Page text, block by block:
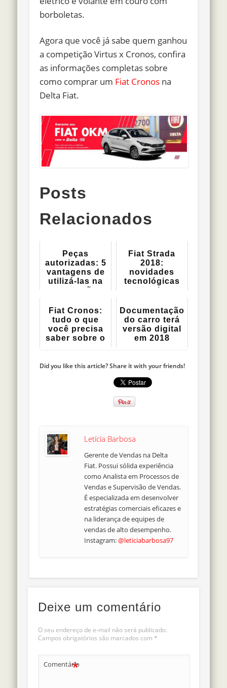
borboletas.
Agora que você já sabe quem ganhou
a competição Virtus x Cronos, confira
as informações completas sobre
como comprar um Fiat Cronos na
Delta Fiat.
Posts
Relacionados
Peças
autorizadas: 5
vantagens de
utilizá-las na
manutenção ...
Fiat Strada
2018:
novidades
tecnológicas
para a picape
Fiat Cronos:
tudo o que
você precisa
saber sobre o
Documentação
do carro terá
versão digital
em 2018
Did you like this article? Share it with your friends!
Letícia Barbosa
Gerente de Vendas na Delta
Fiat. Possui sólida experiência
como Analista em Processos de
Vendas e Supervisão de Vendas.
É especializada em desenvolver
estratégias comerciais eficazes e
na liderança de equipes de
vendas de alto desempenho.
Instagram:@leticiabarbosa97
Deixe um comentário
O seu endereço de e-mail não será publicado.
Campos obrigatórios são marcados com *
Comentário
*